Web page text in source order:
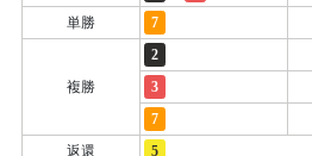
単勝
7
複勝
2
3
7
返還
5